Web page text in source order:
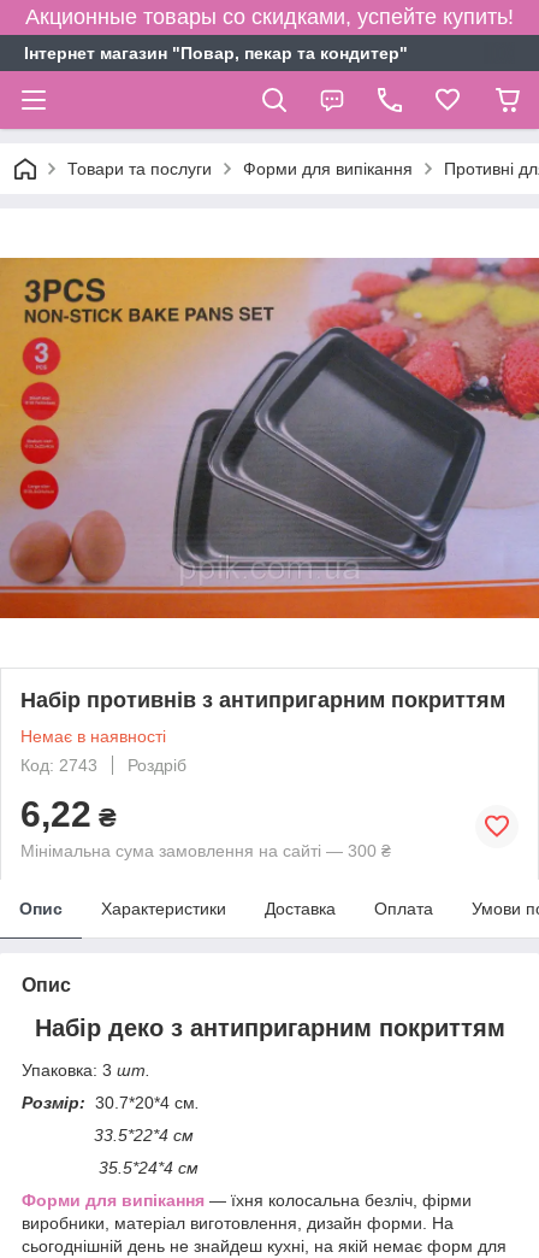
Акционные товары со скидками, успейте купить!
Інтернет магазин "Повар, пекар та кондитер"
Товари та послуги Форми для випікання Противні
Набір противнів з антипригарним покриттям
Немає в наявності
Код: 2743
Роздріб
6,22 ₴
Мінімальна сума замовлення на сайті — 300 ₴
Опис Характеристики Доставка Оплата Умови
Опис
Набір деко з антипригарним покриттям
Упаковка: 3 шт.
Розмір: 30.7*20*4 см.
33.5*22*4 см
35.5*24*4 см
Форми для випікання ― їхня колосальна безліч, фірми
виробники, матеріал виготовлення, дизайн форми. На
сьогоднішній день не знайдеш кухні, на якій немає форм для